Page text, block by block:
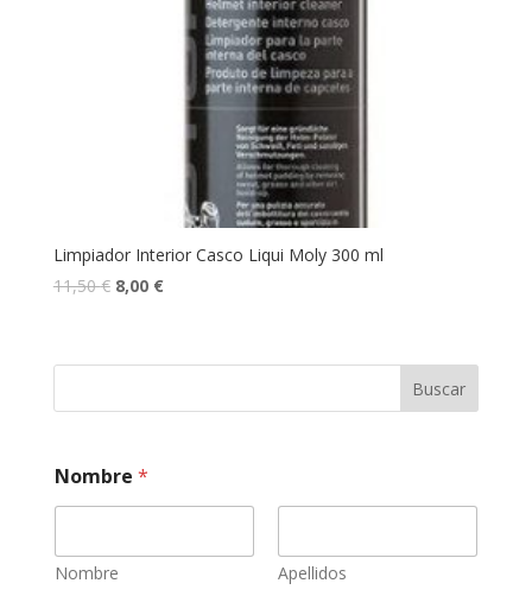
Limpiador Interior Casco Liqui Moly 300 ml
11,50€ 8,00 €
Buscar
Nombre *
Nombre Apellidos